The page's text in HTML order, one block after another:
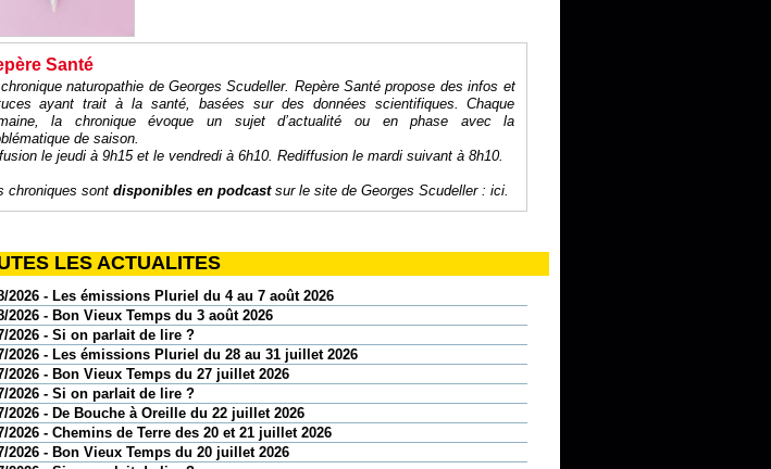
Santé
naturopathie de Georges Scudeller. Repère Santé propose des infos et
ayant trait à la santé, basées sur des données scientifiques. Chaque
la chronique évoque un sujet d’actualité ou en phase avec la
de saison.
le jeudi à 9h15 et le vendredi à 6h10. Rediffusion le mardi suivant à 8h10.
chroniques sont disponibles en podcastsur le site de Georges Scudeller : ici.
LES ACTUALITES
2026 - Les émissions Pluriel du 4 au 7 août 2026
2026 - Bon Vieux Temps du 3 août 2026
2026 - Si on parlait de lire ?
2026 - Les émissions Pluriel du 28 au 31 juillet 2026
2026 - Bon Vieux Temps du 27 juillet 2026
2026 - Si on parlait de lire ?
2026 - De Bouche à Oreille du 22 juillet 2026
2026 - Chemins de Terre des 20 et 21 juillet 2026
2026 - Bon Vieux Temps du 20 juillet 2026